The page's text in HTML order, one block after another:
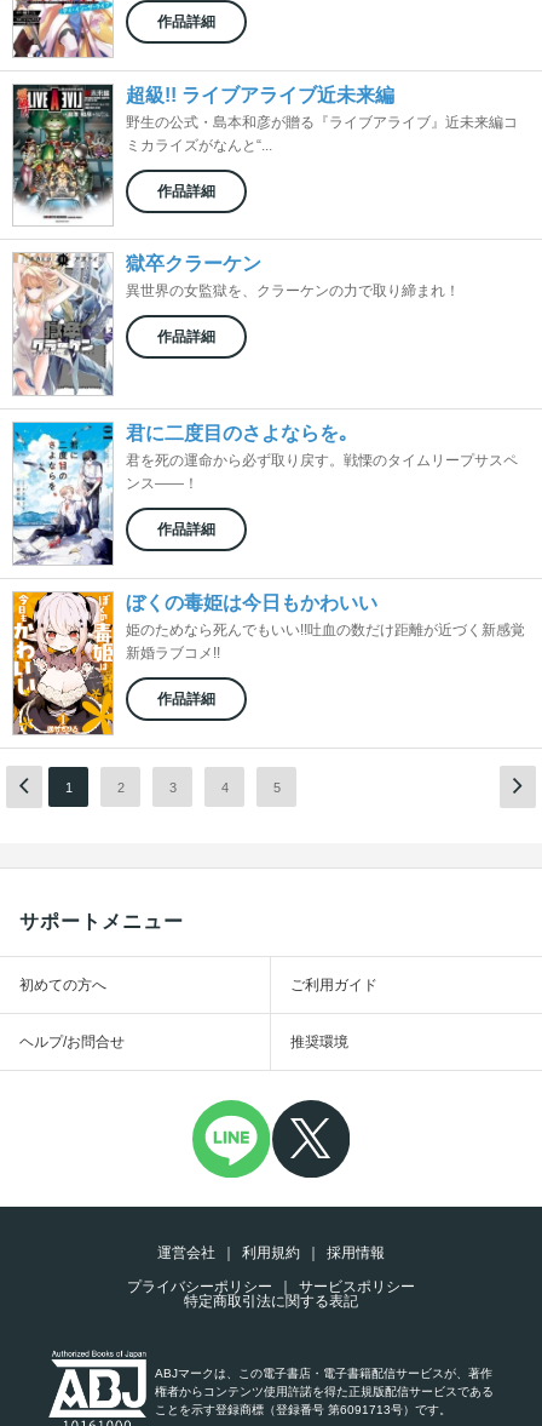
作品詳細
超級!! ライブアライブ近未来編
野生の公式・島本和彦が贈る『ライブアライブ』近未来編コ
ミカライズがなんと“...
作品詳細
獄卒クラーケン
異世界の女監獄を、クラーケンの力で取り締まれ！
作品詳細
君に二度目のさよならを｡
君を死の運命から必ず取り戻す。戦慄のタイムリープサスペ
ンス――！
作品詳細
ぼくの毒姫は今日もかわいい
姫のためなら死んでもいい!!吐血の数だけ距離が近づく新感覚
新婚ラブコメ!!
作品詳細
1 2 3 4 5
サポートメニュー
初めての方へ ご利用ガイド
ヘルプ/お問合せ 推奨環境
運営会社 利用規約
採用情報
プライバシーポリシー
サービスポリシー
特定商取引法に関する表記
ABJマークは、この電子書店・電子書籍配信サービスが、著作
権者からコンテンツ使用許諾を得た正規版配信サービスである
ことを示す登録商標（登録番号 第6091713号）です。